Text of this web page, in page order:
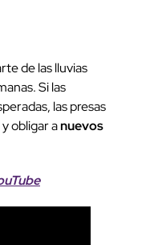
de las lluvias
Si las
las presas
obligar anuevos